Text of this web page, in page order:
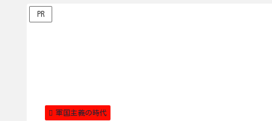
PR
軍国主義の時代